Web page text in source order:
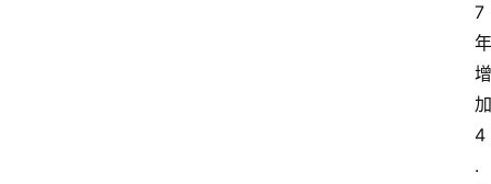
7
年
增
加
4
.